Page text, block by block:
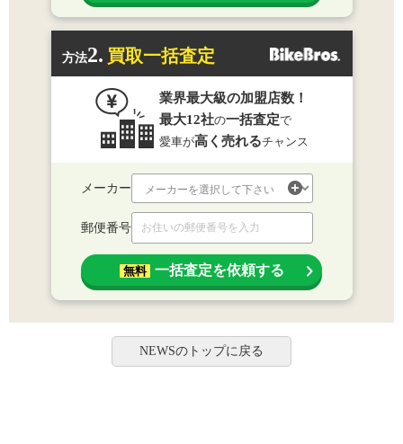
方法2. 買取一括査定
業界最大級の加盟店数！
最大12社の一括査定で
愛車が高く売れるチャンス
メーカー
郵便番号
無料 一括査定を依頼する
NEWSのトップに戻る